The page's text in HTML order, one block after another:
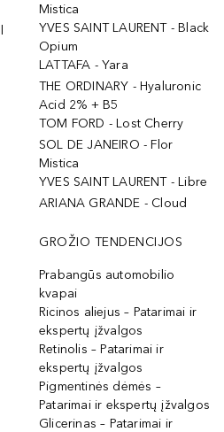
Mistica
YVES SAINT LAURENT - Black
Opium
LATTAFA - Yara
THE ORDINARY - Hyaluronic
Acid 2% + B5
TOM FORD - Lost Cherry
SOL DE JANEIRO - Flor
Mistica
YVES SAINT LAURENT - Libre
ARIANA GRANDE - Cloud
GROŽIO TENDENCIJOS
Prabangūs automobilio
kvapai
Ricinos aliejus – Patarimai ir
ekspertų įžvalgos
Retinolis – Patarimai ir
ekspertų įžvalgos
Pigmentinės dėmės –
Patarimai ir ekspertų įžvalgos
Glicerinas – Patarimai ir